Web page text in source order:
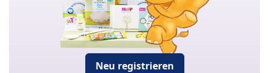
Neu registrieren